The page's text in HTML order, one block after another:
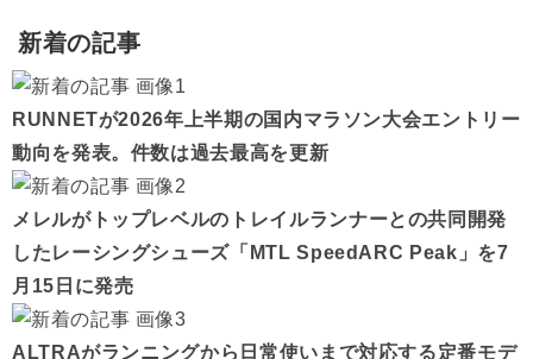
新着の記事
RUNNETが2026年上半期の国内マラソン大会エントリー
動向を発表。件数は過去最高を更新
メレルがトップレベルのトレイルランナーとの共同開発
したレーシングシューズ「MTL SpeedARC Peak」を7
月15日に発売
ALTRAがランニングから日常使いまで対応する定番モデ